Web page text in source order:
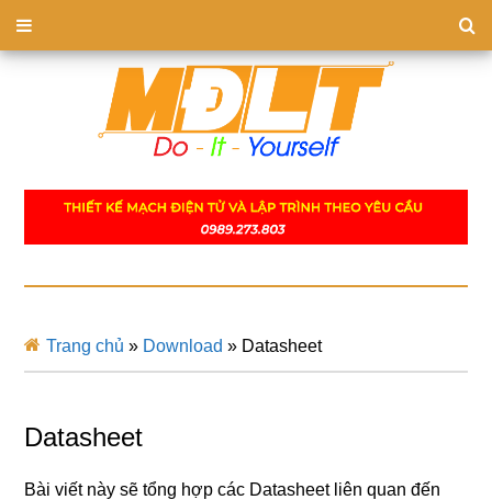
Trang chủ » Download » Datasheet
Datasheet
Bài viết này sẽ tổng hợp các Datasheet liên quan đến